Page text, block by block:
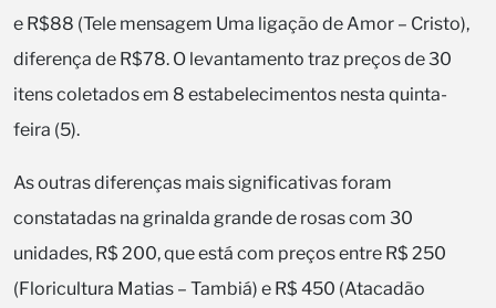
e R$88 (Tele mensagem Uma ligação de Amor – Cristo),
diferença de R$78. O levantamento traz preços de 30
itens coletados em 8 estabelecimentos nesta quinta-
feira (5).
As outras diferenças mais significativas foram
constatadas na grinalda grande de rosas com 30
unidades, R$ 200, que está com preços entre R$ 250
(Floricultura Matias – Tambiá) e R$ 450 (Atacadão